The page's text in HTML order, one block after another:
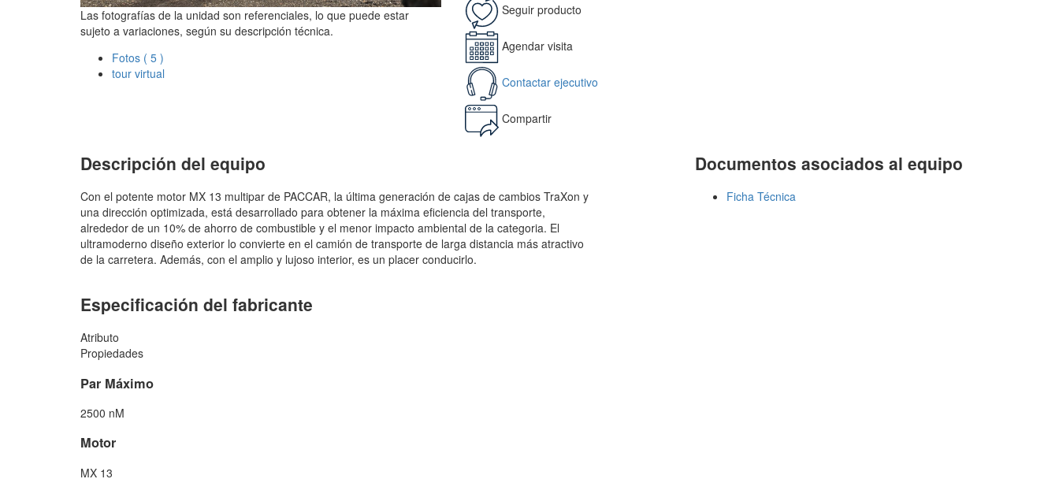
Las fotografías de la unidad son referenciales, lo que puede estar
sujeto a variaciones, según su descripción técnica.
Fotos ( 5 )
tour virtual
Seguir producto
Agendar visita
Contactar ejecutivo
Compartir
Descripción del equipo
Con el potente motor MX 13 multipar de PACCAR, la última generación de cajas de cambios TraXon y
una dirección optimizada, está desarrollado para obtener la máxima eficiencia del transporte,
alrededor de un 10% de ahorro de combustible y el menor impacto ambiental de la categoria. El
ultramoderno diseño exterior lo convierte en el camión de transporte de larga distancia más atractivo
de la carretera. Además, con el amplio y lujoso interior, es un placer conducirlo.
Documentos asociados al equipo
Ficha Técnica
Especificación del fabricante
Atributo
Propiedades
Par Máximo
2500 nM
Motor
MX 13